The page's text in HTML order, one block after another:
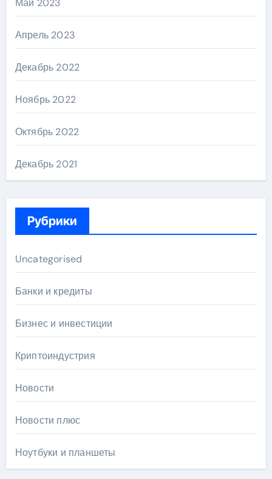
Апрель 2023
Декабрь 2022
Ноябрь 2022
Октябрь 2022
Декабрь 2021
Рубрики
Uncategorised
Банки и кредиты
Бизнес и инвестиции
Криптоиндустрия
Новости
Новости плюс
Ноутбуки и планшеты